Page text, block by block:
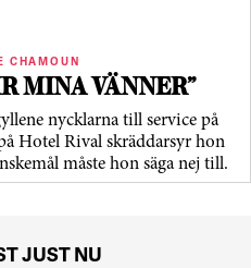
CHAMOUN
MINA VÄNNER”
nycklarna till service på
Hotel Rival skräddarsyr hon
måste hon säga nej till.
JUST NU